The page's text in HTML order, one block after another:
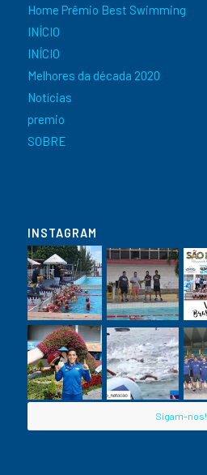
Home Prêmio Best Swimming
INÍCIO
INÍCIO
Melhores da década 2020
Notícias
premio
SOBRE
INSTAGRAM
Sigam-nos!